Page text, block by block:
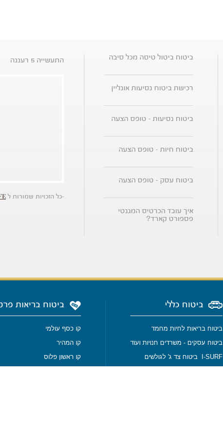
ביטוח ביטול טיסה מכל סיבה
רכישת ביטוח נסיעות אונליין
ביטוח נסיעות - טופס הצעה
ביטוח חיות - טופס הצעה
ביטוח עסק - טופס הצעה
איך עובד הכרטיס המגנטי
פספורט קארד?
התעשייה 5 רעננה
-כל הזכויות שמורות ל
ביטוח כללי
ביטוח בריאות לחיות מחמד
ביטוח עסקים - משרדים חנויות ועוד
I-SURF ביטוח צד ג' לגולשים
ביטוח בריאות
קו כסף עולמי
קו המהיר
קו ראשון פלוס